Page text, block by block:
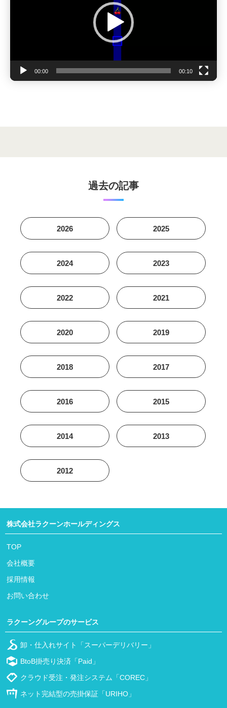
00:00 00:10
過去の記事
2026 2025
2024 2023
2022 2021
2020 2019
2018 2017
2016 2015
2014 2013
2012
株式会社ラクーンホールディングス
TOP
会社概要
採用情報
お問い合わせ
ラクーングループのサービス
卸・仕入れサイト「スーパーデリバリー」
BtoB掛売り決済「Paid」
クラウド受注・発注システム「COREC」
ネット完結型の売掛保証「URIHO」